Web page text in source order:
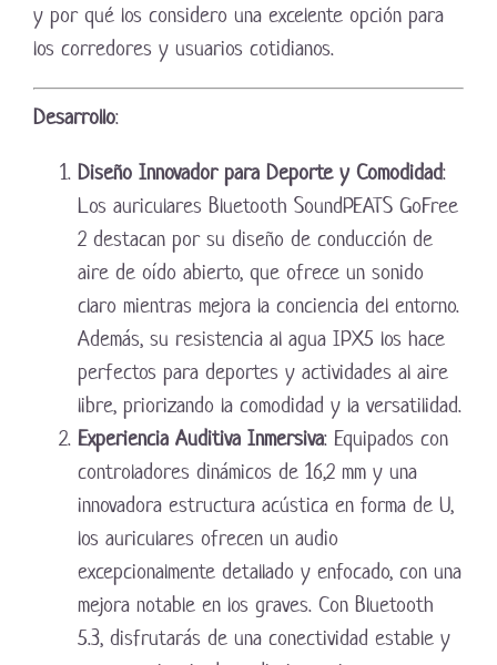
y por qué los considero una excelente opción para
los corredores y usuarios cotidianos.
Desarrollo:
Diseño Innovador para Deporte y Comodidad:
Los auriculares Bluetooth SoundPEATS GoFree
2 destacan por su diseño de conducción de
aire de oído abierto, que ofrece un sonido
claro mientras mejora la conciencia del entorno.
Además, su resistencia al agua IPX5 los hace
perfectos para deportes y actividades al aire
libre, priorizando la comodidad y la versatilidad.
Experiencia Auditiva Inmersiva: Equipados con
controladores dinámicos de 16,2 mm y una
innovadora estructura acústica en forma de U,
los auriculares ofrecen un audio
excepcionalmente detallado y enfocado, con una
mejora notable en los graves. Con Bluetooth
5.3, disfrutarás de una conectividad estable y